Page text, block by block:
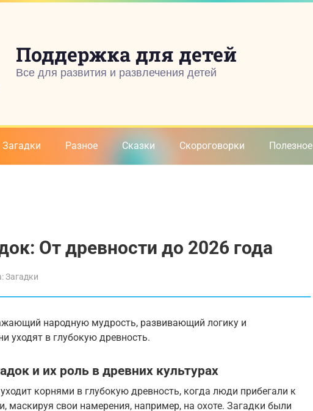
Поддержка для детей
Все для развития и развлечения детей
Загадки Разное Сказки Скороговорки Полезное
От древности до 2026 года
Загадки
народную мудрость, развивающий логику и
уходят в глубокую древность.
и их роль в древних культурах
корнями в глубокую древность, когда люди прибегали к
маскируя свои намерения, например, на охоте. Загадки были